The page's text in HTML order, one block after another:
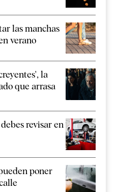
las manchas
verano
la
que arrasa
revisar en
poner